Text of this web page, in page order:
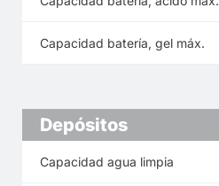
Capacidad batería, gel máx.
Depósitos
Capacidad agua limpia